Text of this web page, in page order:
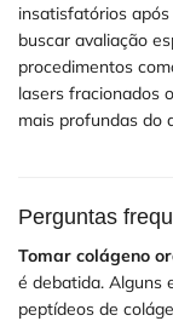
insatisfatórios
buscar avaliação
procedimentos
lasers fracionados
mais profundas do
Perguntas
Tomar colágeno
é debatida. Alguns
peptídeos de